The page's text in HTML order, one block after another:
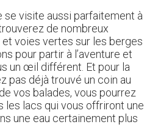
se visite aussi parfaitement à
de nombreux
voies vertes sur les berges
pour partir à l’aventure et
un œil différent. Et pour la
pas déjà trouvé un coin au
vos balades, vous pourrez
les lacs qui vous offriront une
une eau certainement plus